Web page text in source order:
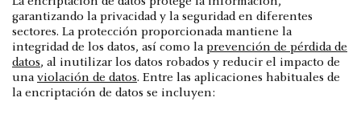
garantizando la privacidad y la seguridad en diferentes
sectores. La protección proporcionada mantiene la
integridad de los datos, así como la prevención de pérdida de
datos, al inutilizar los datos robados y reducir el impacto de
una violación de datos. Entre las aplicaciones habituales de
la encriptación de datos se incluyen: